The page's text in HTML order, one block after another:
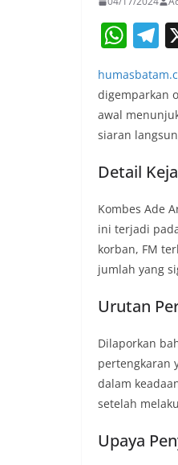
W
h
at
s
A
p
p
T
e
a
digemparkan
awal
siaran
Detail
Kombes Ade
ini terjadi
korban, FM
jumlah yang
Urutan
Dilaporkan
pertengkaran
dalam
setelah
Upaya